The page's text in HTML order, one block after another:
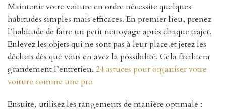
Maintenir votre voiture en ordre nécessite quelques
habitudes simples mais efficaces. En premier lieu, prenez
l’habitude de faire un petit nettoyage après chaque trajet.
Enlevez les objets qui ne sont pas à leur place et jetez les
déchets dès que vous en avez la possibilité. Cela facilitera
grandement l’entretien. 24 astuces pour organiser votre
voiture comme une pro
Ensuite, utilisez les rangements de manière optimale :